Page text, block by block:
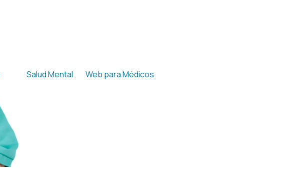
▼
Salud Mental ▼
Web para Médicos